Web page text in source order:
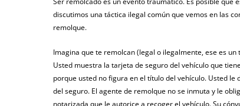
discutimos una táctica ilegal común que vemos en las
remolque.
Imagina que te remolcan (legal o ilegalmente, ese es
Usted muestra la tarjeta de seguro del vehículo que
porque usted no figura en el título del vehículo. Usted
del seguro. El agente de remolque no se inmuta y le
notarizada que le autorice a recoger el vehículo. Su